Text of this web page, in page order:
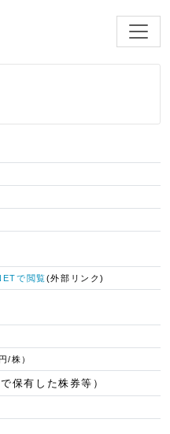
で閲覧(外部リンク)
/株）
保有した株券等）